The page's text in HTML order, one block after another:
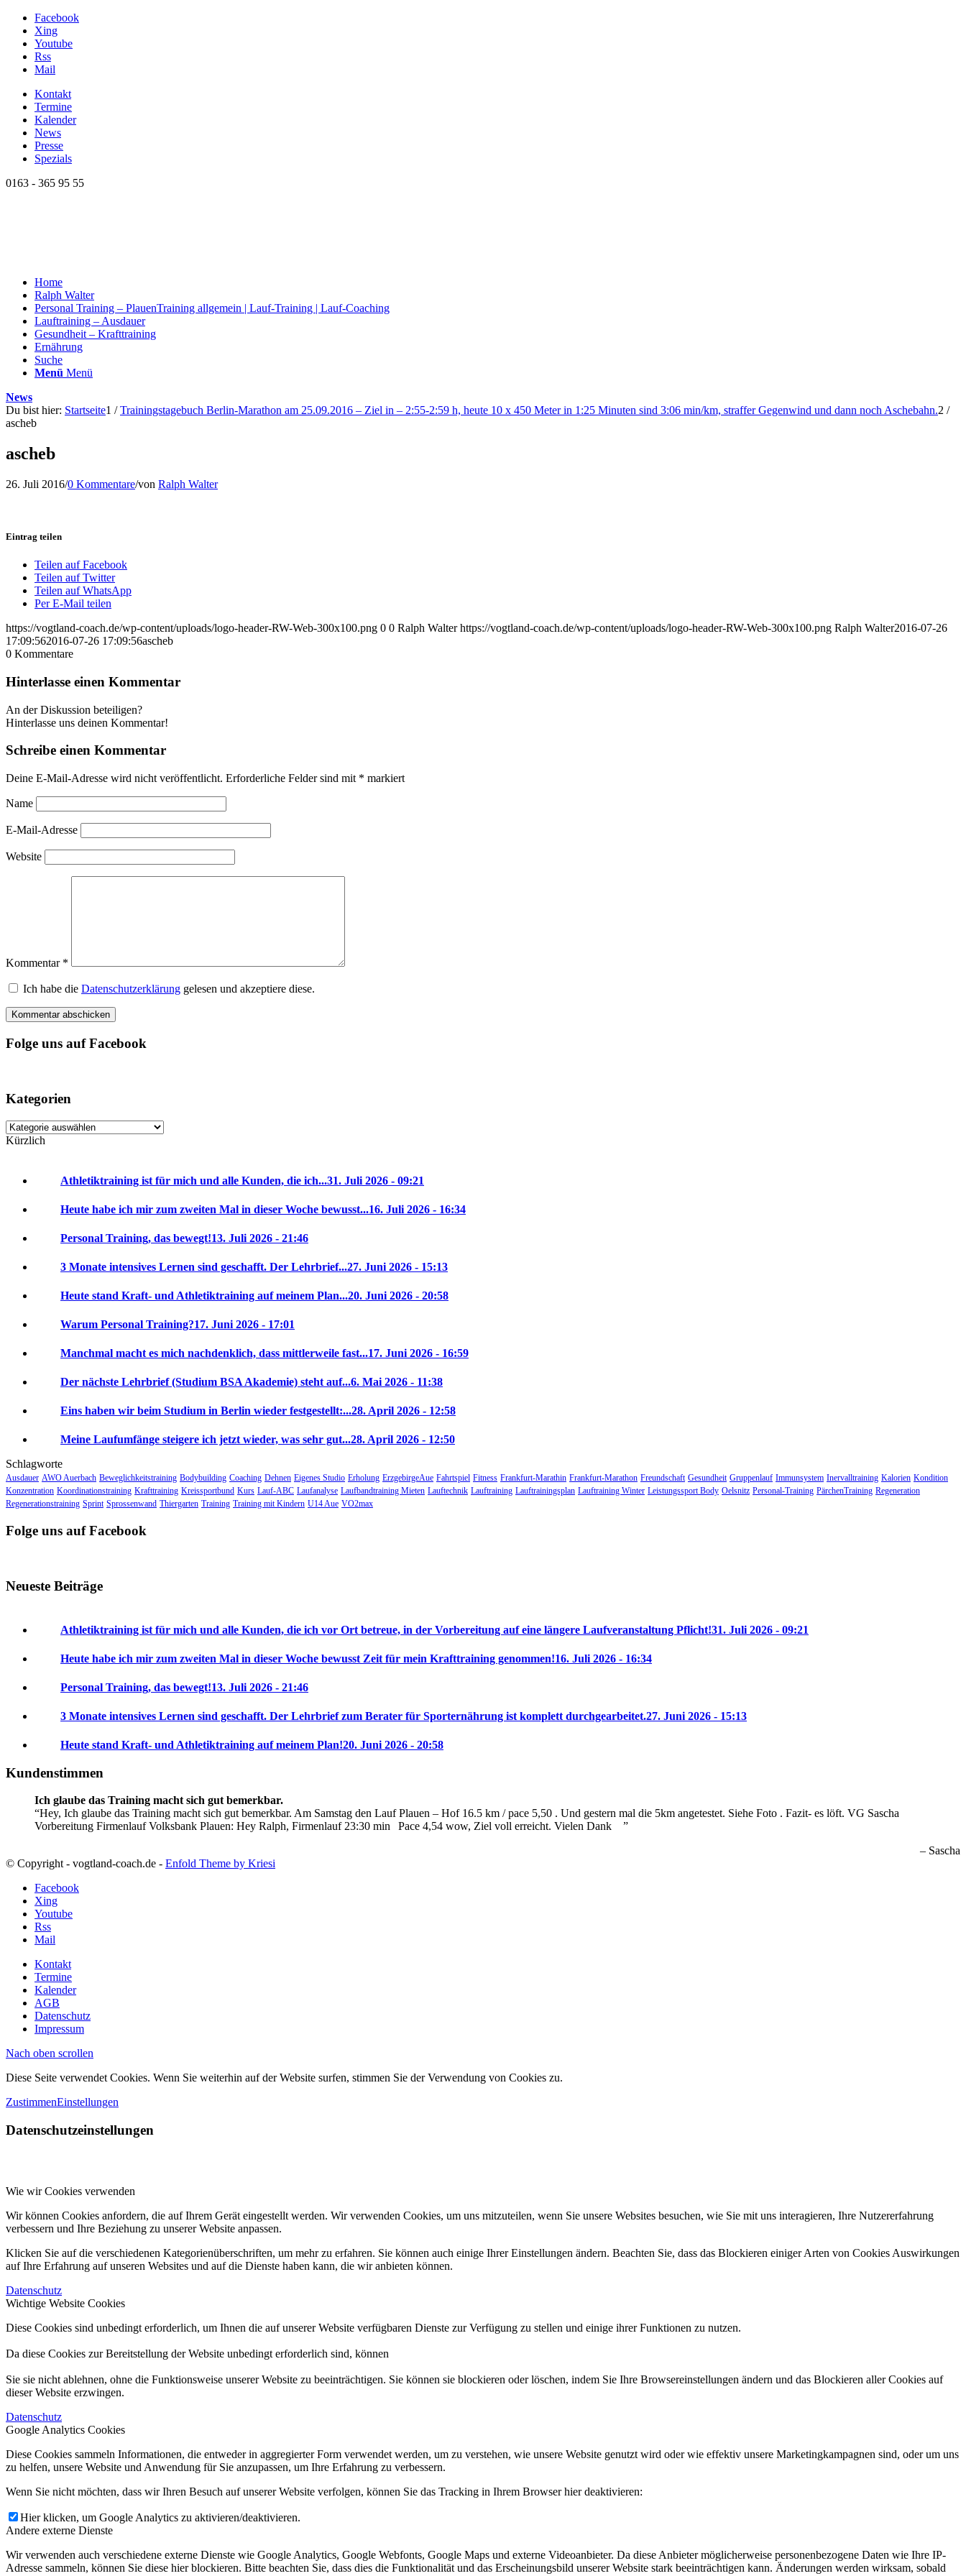
Facebook
Xing
Youtube
Rss
Mail
Kontakt
Termine
Kalender
News
Presse
Spezials
0163 - 365 95 55
Home
Ralph Walter
Personal Training – PlauenTraining allgemein | Lauf-Training | Lauf-Coaching
Lauftraining – Ausdauer
Gesundheit – Krafttraining
Ernährung
Suche
Menü Menü
News
Du bist hier: Startseite1 / Trainingstagebuch Berlin-Marathon am 25.09.2016 – Ziel in – 2:55-2:59 h, heute 10 x 450 Meter in 1:25 Minuten sind 3:06 min/km, straffer Gegenwind und dann noch Aschebahn.2 /
ascheb
ascheb
26. Juli 2016/0 Kommentare/von Ralph Walter
Eintrag teilen
Teilen auf Facebook
Teilen auf Twitter
Teilen auf WhatsApp
Per E-Mail teilen
https://vogtland-coach.de/wp-content/uploads/logo-header-RW-Web-300x100.png 0 0 Ralph Walter https://vogtland-coach.de/wp-content/uploads/logo-header-RW-Web-300x100.png Ralph Walter2016-07-26
17:09:562016-07-26 17:09:56ascheb
0 Kommentare
Hinterlasse einen Kommentar
An der Diskussion beteiligen?
Hinterlasse uns deinen Kommentar!
Schreibe einen Kommentar
Deine E-Mail-Adresse wird nicht veröffentlicht. Erforderliche Felder sind mit * markiert
Name
E-Mail-Adresse
Website
Kommentar *
Ich habe die Datenschutzerklärung gelesen und akzeptiere diese.
Folge uns auf Facebook
Kategorien
Kategorien
Kürzlich
Athletiktraining ist für mich und alle Kunden, die ich...31. Juli 2026 - 09:21
Heute habe ich mir zum zweiten Mal in dieser Woche bewusst...16. Juli 2026 - 16:34
Personal Training, das bewegt!13. Juli 2026 - 21:46
3 Monate intensives Lernen sind geschafft. Der Lehrbrief...27. Juni 2026 - 15:13
Heute stand Kraft- und Athletiktraining auf meinem Plan...20. Juni 2026 - 20:58
Warum Personal Training?17. Juni 2026 - 17:01
Manchmal macht es mich nachdenklich, dass mittlerweile fast...17. Juni 2026 - 16:59
Der nächste Lehrbrief (Studium BSA Akademie) steht auf...6. Mai 2026 - 11:38
Eins haben wir beim Studium in Berlin wieder festgestellt:...28. April 2026 - 12:58
Meine Laufumfänge steigere ich jetzt wieder, was sehr gut...28. April 2026 - 12:50
Schlagworte
Ausdauer AWO Auerbach Beweglichkeitstraining Bodybuilding Coaching Dehnen Eigenes Studio Erholung ErzgebirgeAue Fahrtspiel Fitness Frankfurt-Marathin Frankfurt-Marathon Freundschaft Gesundheit Gruppenlauf Immunsystem Inervalltraining Kalorien Kondition
Konzentration Koordinationstraining Krafttraining Kreissportbund Kurs Lauf-ABC Laufanalyse Laufbandtraining Mieten Lauftechnik Lauftraining Lauftrainingsplan Lauftraining Winter Leistungssport Body Oelsnitz Personal-Training PärchenTraining Regeneration
Regenerationstraining Sprint Sprossenwand Thiergarten Training Training mit Kindern U14 Aue VO2max
Folge uns auf Facebook
Neueste Beiträge
Athletiktraining ist für mich und alle Kunden, die ich vor Ort betreue, in der Vorbereitung auf eine längere Laufveranstaltung Pflicht!31. Juli 2026 - 09:21
Heute habe ich mir zum zweiten Mal in dieser Woche bewusst Zeit für mein Krafttraining genommen!16. Juli 2026 - 16:34
Personal Training, das bewegt!13. Juli 2026 - 21:46
3 Monate intensives Lernen sind geschafft. Der Lehrbrief zum Berater für Sporternährung ist komplett durchgearbeitet.27. Juni 2026 - 15:13
Heute stand Kraft- und Athletiktraining auf meinem Plan!20. Juni 2026 - 20:58
Kundenstimmen
Ich glaube das Training macht sich gut bemerkbar.
Hey, Ich glaube das Training macht sich gut bemerkbar. Am Samstag den Lauf Plauen – Hof 16.5 km / pace 5,50 . Und gestern mal die 5km angetestet. Siehe Foto . Fazit- es löft. VG Sascha
Vorbereitung Firmenlauf Volksbank Plauen: Hey Ralph, Firmenlauf 23:30 min
Pace 4,54 wow, Ziel voll erreicht. Vielen Dank
Sascha
© Copyright - vogtland-coach.de - Enfold Theme by Kriesi
Facebook
Xing
Youtube
Rss
Mail
Kontakt
Termine
Kalender
AGB
Datenschutz
Impressum
Nach oben scrollen
Diese Seite verwendet Cookies. Wenn Sie weiterhin auf der Website surfen, stimmen Sie der Verwendung von Cookies zu.
ZustimmenEinstellungen
Datenschutzeinstellungen
Wie wir Cookies verwenden
Wir können Cookies anfordern, die auf Ihrem Gerät eingestellt werden. Wir verwenden Cookies, um uns mitzuteilen, wenn Sie unsere Websites besuchen, wie Sie mit uns interagieren, Ihre Nutzererfahrung
verbessern und Ihre Beziehung zu unserer Website anpassen.
Klicken Sie auf die verschiedenen Kategorienüberschriften, um mehr zu erfahren. Sie können auch einige Ihrer Einstellungen ändern. Beachten Sie, dass das Blockieren einiger Arten von Cookies Auswirkungen
auf Ihre Erfahrung auf unseren Websites und auf die Dienste haben kann, die wir anbieten können.
Datenschutz
Wichtige Website Cookies
Diese Cookies sind unbedingt erforderlich, um Ihnen die auf unserer Website verfügbaren Dienste zur Verfügung zu stellen und einige ihrer Funktionen zu nutzen.
Da diese Cookies zur Bereitstellung der Website unbedingt erforderlich sind, können
Sie sie nicht ablehnen, ohne die Funktionsweise unserer Website zu beeinträchtigen. Sie können sie blockieren oder löschen, indem Sie Ihre Browsereinstellungen ändern und das Blockieren aller Cookies auf
dieser Website erzwingen.
Datenschutz
Google Analytics Cookies
Diese Cookies sammeln Informationen, die entweder in aggregierter Form verwendet werden, um zu verstehen, wie unsere Website genutzt wird oder wie effektiv unsere Marketingkampagnen sind, oder um uns
zu helfen, unsere Website und Anwendung für Sie anzupassen, um Ihre Erfahrung zu verbessern.
Wenn Sie nicht möchten, dass wir Ihren Besuch auf unserer Website verfolgen, können Sie das Tracking in Ihrem Browser hier deaktivieren:
Hier klicken, um Google Analytics zu aktivieren/deaktivieren.
Andere externe Dienste
Wir verwenden auch verschiedene externe Dienste wie Google Analytics, Google Webfonts, Google Maps und externe Videoanbieter. Da diese Anbieter möglicherweise personenbezogene Daten wie Ihre IP-
Adresse sammeln, können Sie diese hier blockieren. Bitte beachten Sie, dass dies die Funktionalität und das Erscheinungsbild unserer Website stark beeinträchtigen kann. Änderungen werden wirksam, sobald